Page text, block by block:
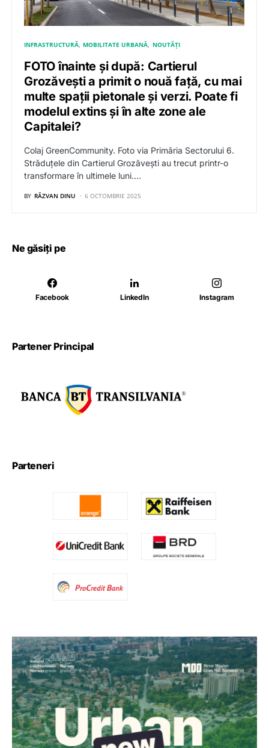
INFRASTRUCTURĂ MOBILITATE URBANĂ NOUTĂȚI
FOTO înainte și după: Cartierul
Grozăvești a primit o nouă față, cu mai
multe spații pietonale și verzi. Poate fi
modelul extins și în alte zone ale
Capitalei?
Colaj GreenCommunity. Foto via Primăria Sectorului 6.
Străduțele din Cartierul Grozăvești au trecut printr-o
transformare în ultimele luni.…
BY RĂZVAN DINU 6 OCTOMBRIE 2025
Ne găsiți pe
Facebook LinkedIn Instagram
Partener Principal
Parteneri